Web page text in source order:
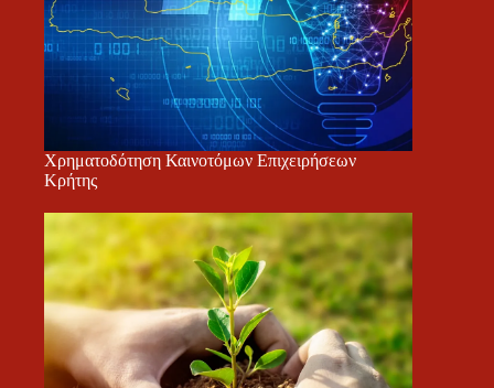
Χρηματοδότηση Καινοτόμων Επιχειρήσεων
Κρήτης